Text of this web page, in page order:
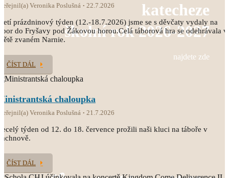
katecheze
školní rok 2026-2027
najdete zde
Veronika Poslušná 22.7.2026
prázdninový týden (12.-18.7.2026) jsme se s děvčaty vydaly na
do Fryšavy pod Žákovou horou.Celá táborová hra se odehrávala
zvaném Narnie.
ČÍST DÁL
chaloupka
Veronika Poslušná 21.7.2026
týden od 12. do 18. července prožili naši kluci na táboře v
ČÍST DÁL